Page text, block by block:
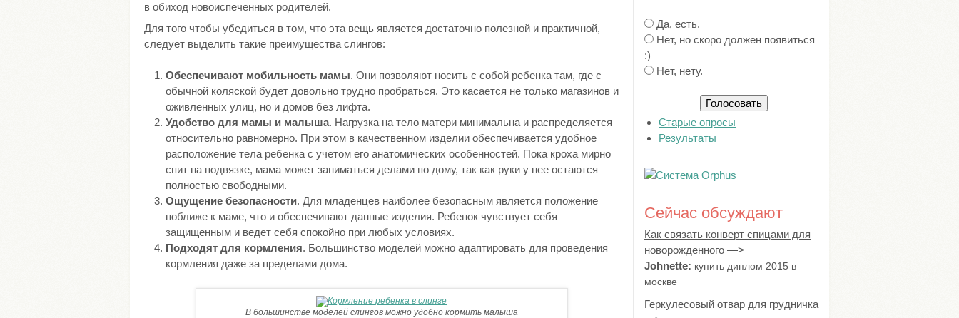
в обиход новоиспеченных родителей.
Для того чтобы убедиться в том, что эта вещь является достаточно полезной и практичной,
следует выделить такие преимущества слингов:
Обеспечивают мобильность мамы. Они позволяют носить с собой ребенка там, где с
обычной коляской будет довольно трудно пробраться. Это касается не только магазинов и
оживленных улиц, но и домов без лифта.
Удобство для мамы и малыша. Нагрузка на тело матери минимальна и распределяется
относительно равномерно. При этом в качественном изделии обеспечивается удобное
расположение тела ребенка с учетом его анатомических особенностей. Пока кроха мирно
спит на подвязке, мама может заниматься делами по дому, так как руки у нее остаются
полностью свободными.
Ощущение безопасности. Для младенцев наиболее безопасным является положение
поближе к маме, что и обеспечивают данные изделия. Ребенок чувствует себя
защищенным и ведет себя спокойно при любых условиях.
Подходят для кормления. Большинство моделей можно адаптировать для проведения
кормления даже за пределами дома.
В большинстве моделей слингов можно удобно кормить малыша
В
а
р
и
Да, есть.
Нет, но скоро должен появиться
:)
Нет, нету.
Старые опросы
Результаты
Сейчас обсуждают
Как связать конверт спицами для
новорожденного
Johnette: купить диплом 2015 в
москве
Геркулесовый отвар для грудничка